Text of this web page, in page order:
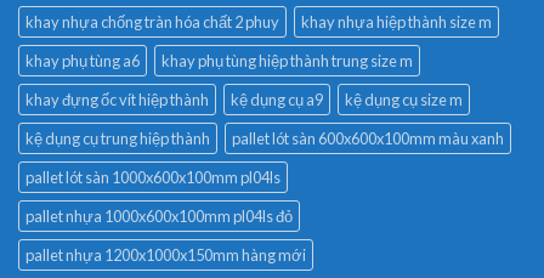
khay nhựa chống tràn hóa chất 2 phuy
khay nhựa hiệp thành size m
khay phụ tùng a6
khay phụ tùng hiệp thành trung size m
khay đựng ốc vít hiệp thành
kệ dụng cụ a9
kệ dụng cụ size m
kệ dụng cụ trung hiệp thành
pallet lót sàn 600x600x100mm màu xanh
pallet lót sàn 1000x600x100mm pl04ls
pallet nhựa 1000x600x100mm pl04ls đỏ
pallet nhựa 1200x1000x150mm hàng mới